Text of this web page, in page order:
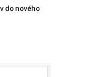
do nového